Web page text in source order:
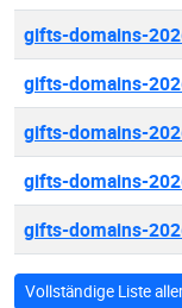
gifts-domains-
gifts-domains-
gifts-domains-
gifts-domains-
gifts-domains-
Vollständige Liste